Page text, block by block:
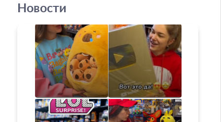
Новости